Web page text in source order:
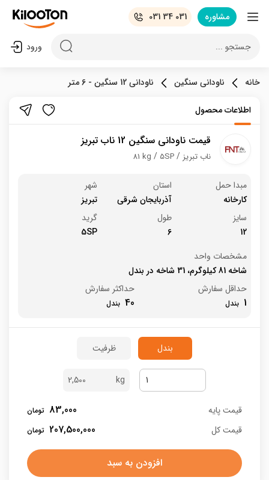
مشاوره 031 34 031
جستجو ... ورود
خانه ناودانی سنگین ناودانی 12 سنگین - 6 متر
اطلاعات محصول
قیمت ناودانی سنگین 12 ناب تبریز
81 kg 5SP ناب تبریز
مبدا حمل
کارخانه
استان
آذربایجان شرقی
شهر
تبریز
سایز
12
طول
6
گرید
5SP
مشخصات واحد
شاخه 81 کیلوگرم، 31 شاخه در بندل
حداقل سفارش
1
حداکثر سفارش
40
بندل ظرفیت
2,500
قیمت پایه 83,000
قیمت کل 207,500,000
افزودن به سبد